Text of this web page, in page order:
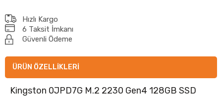
Hızlı Kargo
6 Taksit İmkanı
Güvenli Ödeme
ÜRÜN ÖZELLIKLERI
Kingston 0JPD7G M.2 2230 Gen4 128GB SSD